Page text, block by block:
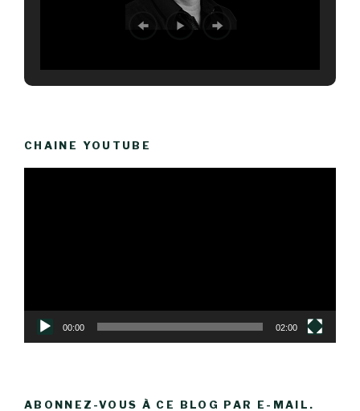
CHAINE YOUTUBE
00:00 02:00
ABONNEZ-VOUS À CE BLOG PAR E-MAIL.